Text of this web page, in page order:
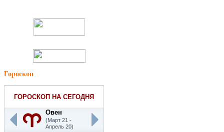
Гороскоп
ГОРОСКОП НА СЕГОДНЯ
Овен
(Март 21 -
Апрель 20)